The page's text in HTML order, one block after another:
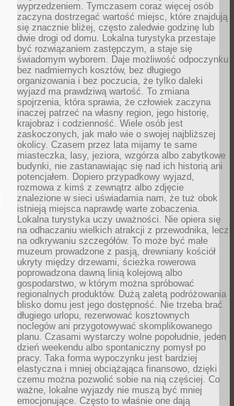
wyprzedzeniem. Tymczasem coraz więcej osób
zaczyna dostrzegać wartość miejsc, które znajdują
się znacznie bliżej, często zaledwie godzinę lub
dwie drogi od domu. Lokalna turystyka przestaje
być rozwiązaniem zastępczym, a staje się
świadomym wyborem. Daje możliwość odpoczynku
bez nadmiernych kosztów, bez długiego
organizowania i bez poczucia, że tylko daleki
wyjazd ma prawdziwą wartość. To zmiana
spojrzenia, która sprawia, że człowiek zaczyna
inaczej patrzeć na własny region, jego historię,
krajobraz i codzienność. Wiele osób jest
zaskoczonych, jak mało wie o swojej najbliższej
okolicy. Czasem przez lata mijamy te same
miasteczka, lasy, jeziora, wzgórza albo zabytkowe
budynki, nie zastanawiając się nad ich historią ani
potencjałem. Dopiero przypadkowy wyjazd,
rozmowa z kimś z zewnątrz albo zdjęcie
znalezione w sieci uświadamia nam, że tuż obok
istnieją miejsca naprawdę warte zobaczenia.
Lokalna turystyka uczy uważności. Nie opiera się
na odhaczaniu wielkich atrakcji z przewodnika, lecz
na odkrywaniu szczegółów. To może być małe
muzeum prowadzone z pasją, drewniany kościół
ukryty między drzewami, ścieżka rowerowa
poprowadzona dawną linią kolejową albo
gospodarstwo, w którym można spróbować
regionalnych produktów. Dużą zaletą podróżowania
blisko domu jest jego dostępność. Nie trzeba brać
długiego urlopu, rezerwować kosztownych
noclegów ani przygotowywać skomplikowanego
planu. Czasami wystarczy wolne popołudnie, jeden
dzień weekendu albo spontaniczny pomysł po
pracy. Taka forma wypoczynku jest bardziej
elastyczna i mniej obciążająca finansowo, dzięki
czemu można pozwolić sobie na nią częściej. Co
ważne, lokalne wyjazdy nie muszą być mniej
emocjonujące. Często to właśnie one dają